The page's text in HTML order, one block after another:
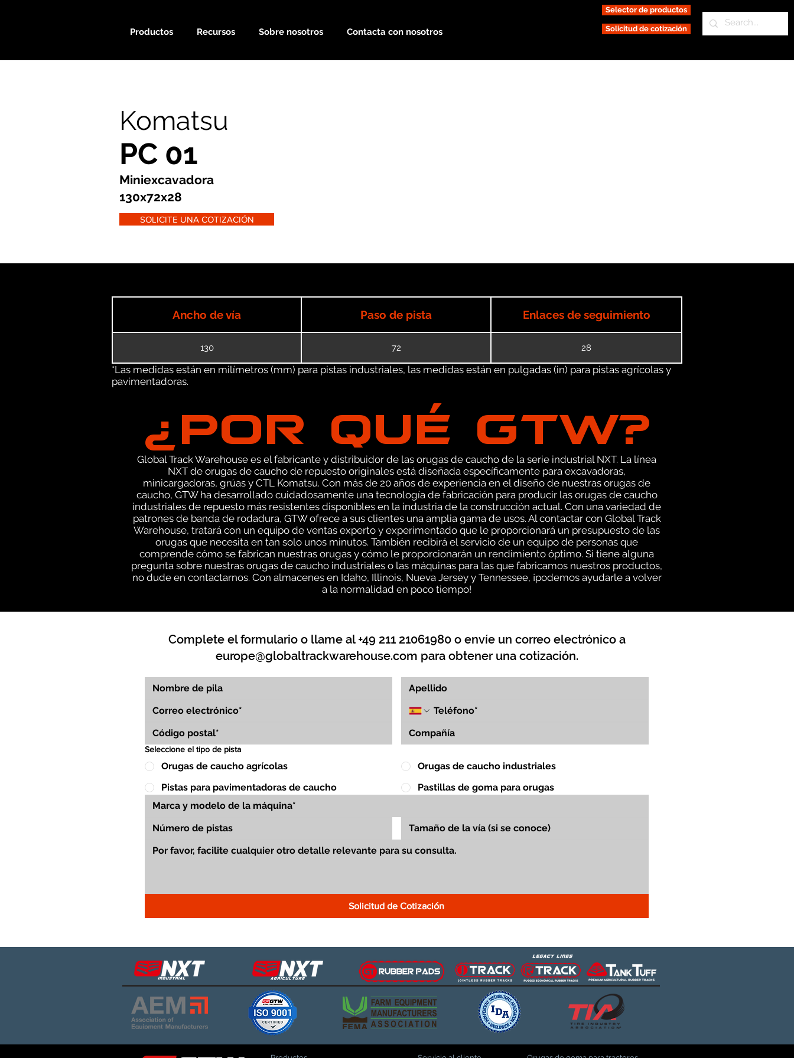
Productos Recursos Sobre nosotros Contacta con nosotros
Selector de productos
Solicitud de cotización
Komatsu
PC 01
Miniexcavadora
130x72x28
SOLICITE UNA COTIZACIÓN
Ancho de vía Paso de pista Enlaces de seguimiento
130 72 28
*Las medidas están en milímetros (mm) para pistas industriales, las medidas están en pulgadas (in) para pistas agrícolas y
pavimentadoras.
¿POR QUÉ GTW?
Global Track Warehouse es el fabricante y distribuidor de las orugas de caucho de la serie industrial NXT. La línea
NXT de orugas de caucho de repuesto originales está diseñada específicamente para excavadoras,
minicargadoras, grúas y CTL Komatsu. Con más de 20 años de experiencia en el diseño de nuestras orugas de
caucho, GTW ha desarrollado cuidadosamente una tecnología de fabricación para producir las orugas de caucho
industriales de repuesto más resistentes disponibles en la industria de la construcción actual. Con una variedad de
patrones de banda de rodadura, GTW ofrece a sus clientes una amplia gama de usos. Al contactar con Global Track
Warehouse, tratará con un equipo de ventas experto y experimentado que le proporcionará un presupuesto de las
orugas que necesita en tan solo unos minutos. También recibirá el servicio de un equipo de personas que
comprende cómo se fabrican nuestras orugas y cómo le proporcionarán un rendimiento óptimo. Si tiene alguna
pregunta sobre nuestras orugas de caucho industriales o las máquinas para las que fabricamos nuestros productos,
no dude en contactarnos. Con almacenes en Idaho, Illinois, Nueva Jersey y Tennessee, ¡podemos ayudarle a volver
a la normalidad en poco tiempo!
Complete el formulario o llame al +49 211 21061980 o envíe un correo electrónico a
europe@globaltrackwarehouse.com para obtener una cotización.
Seleccione el tipo de pista
Orugas de caucho agrícolas
Orugas de caucho industriales
Pistas para pavimentadoras de caucho
Pastillas de goma para orugas
Solicitud de Cotización